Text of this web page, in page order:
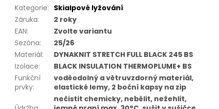
Kategorie: Skialpové lyžování
Záruka:
2 roky
EAN:
Zvolte variantu
Sezóna:
25/26
Materiál:
DYNAKNIT STRETCH FULL BLACK 245 BS
Izolace:
BLACK INSULATION THERMOPLUME+ BS
Funkční
prvky:
voděodolný a větruvzdorný materiál,
elastické lemy, 2 boční kapsy na zip
nečistit chemicky, nebělit, nežehlit,